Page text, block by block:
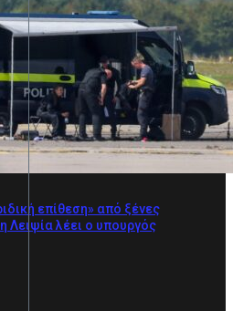
επίθεση» από ξένες
Λειψία λέει ο υπουργός